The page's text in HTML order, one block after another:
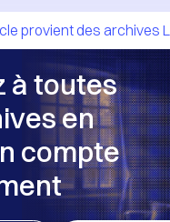
provient des archives
à toutes
en
compte